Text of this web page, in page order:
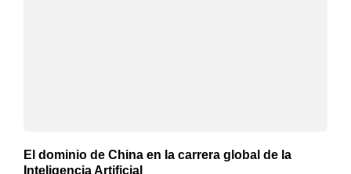
El dominio de China en la carrera global de la
Inteligencia Artificial